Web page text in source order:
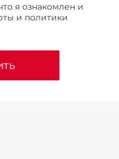
я ознакомлен и
и политики